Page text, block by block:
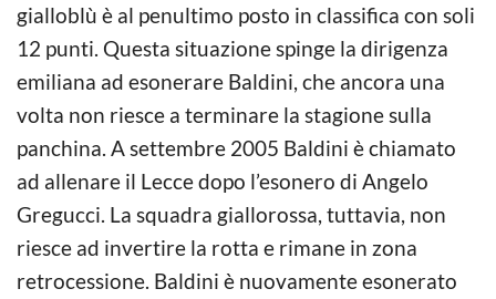
gialloblù è al penultimo posto in classifica con soli
12 punti. Questa situazione spinge la dirigenza
emiliana ad esonerare Baldini, che ancora una
volta non riesce a terminare la stagione sulla
panchina. A settembre 2005 Baldini è chiamato
ad allenare il Lecce dopo l’esonero di Angelo
Gregucci. La squadra giallorossa, tuttavia, non
riesce ad invertire la rotta e rimane in zona
retrocessione. Baldini è nuovamente esonerato